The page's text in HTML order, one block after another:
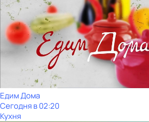
Едим Дома
Сегодня в 02:20
Кухня